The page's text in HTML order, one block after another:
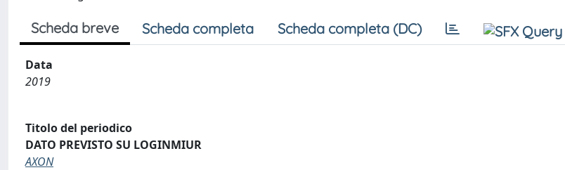
Scheda breve Scheda completa Scheda completa (DC)
Data
2019
Titolo del periodico
DATO PREVISTO SU LOGINMIUR
AXON